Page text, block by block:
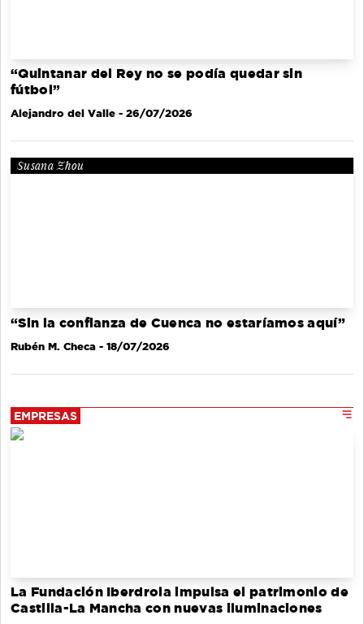
“Quintanar del Rey no se podía quedar sin
fútbol”
Alejandro del Valle - 26/07/2026
Susana Zhou
“Sin la confianza de Cuenca no estaríamos aquí”
Rubén M. Checa - 18/07/2026
EMPRESAS
La Fundación Iberdrola impulsa el patrimonio de
Castilla-La Mancha con nuevas iluminaciones